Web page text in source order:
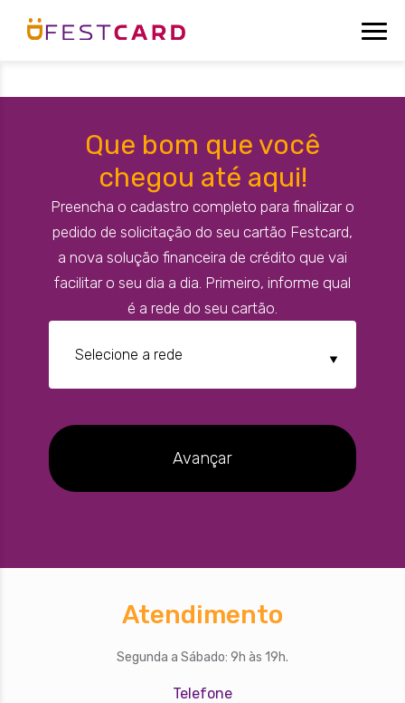
Que bom que você
chegou até aqui!
Preencha o cadastro completo para finalizar o
pedido de solicitação do seu cartão Festcard,
a nova solução financeira de crédito que vai
facilitar o seu dia a dia. Primeiro, informe qual
é a rede do seu cartão.
Avançar
Atendimento
Segunda a Sábado: 9h às 19h.
Telefone